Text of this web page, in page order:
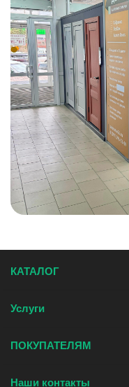
КАТАЛОГ
Услуги
ПОКУПАТЕЛЯМ
Наши контакты